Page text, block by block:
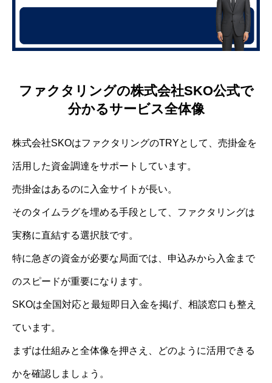
ファクタリングの株式会社SKO公式で
分かるサービス全体像
株式会社SKOはファクタリングのTRYとして、売掛金を
活用した資金調達をサポートしています。
売掛金はあるのに入金サイトが長い。
そのタイムラグを埋める手段として、ファクタリングは
実務に直結する選択肢です。
特に急ぎの資金が必要な局面では、申込みから入金まで
のスピードが重要になります。
SKOは全国対応と最短即日入金を掲げ、相談窓口も整え
ています。
まずは仕組みと全体像を押さえ、どのように活用できる
かを確認しましょう。